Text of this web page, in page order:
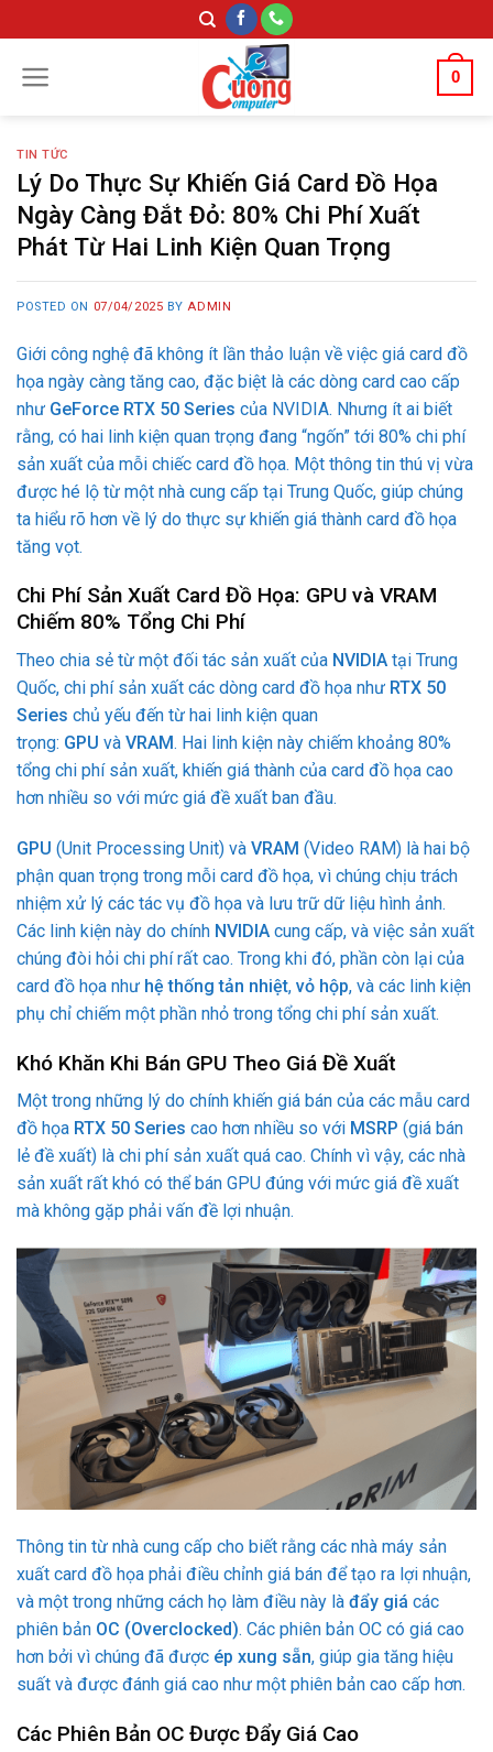
to
content
0
TIN TỨC
Lý Do Thực Sự Khiến Giá Card Đồ Họa
Ngày Càng Đắt Đỏ: 80% Chi Phí Xuất
Phát Từ Hai Linh Kiện Quan Trọng
POSTED ON 07/04/2025 BY ADMIN
Giới công nghệ đã không ít lần thảo luận về việc giá card đồ
họa ngày càng tăng cao, đặc biệt là các dòng card cao cấp
như GeForce RTX 50 Series của NVIDIA. Nhưng ít ai biết
rằng, có hai linh kiện quan trọng đang “ngốn” tới 80% chi phí
sản xuất của mỗi chiếc card đồ họa. Một thông tin thú vị vừa
được hé lộ từ một nhà cung cấp tại Trung Quốc, giúp chúng
ta hiểu rõ hơn về lý do thực sự khiến giá thành card đồ họa
tăng vọt.
Chi Phí Sản Xuất Card Đồ Họa: GPU và VRAM
Chiếm 80% Tổng Chi Phí
Theo chia sẻ từ một đối tác sản xuất của NVIDIA tại Trung
Quốc, chi phí sản xuất các dòng card đồ họa như RTX 50
Series chủ yếu đến từ hai linh kiện quan
trọng: GPU và VRAM. Hai linh kiện này chiếm khoảng 80%
tổng chi phí sản xuất, khiến giá thành của card đồ họa cao
hơn nhiều so với mức giá đề xuất ban đầu.
GPU (Unit Processing Unit) và VRAM (Video RAM) là hai bộ
phận quan trọng trong mỗi card đồ họa, vì chúng chịu trách
nhiệm xử lý các tác vụ đồ họa và lưu trữ dữ liệu hình ảnh.
Các linh kiện này do chính NVIDIA cung cấp, và việc sản xuất
chúng đòi hỏi chi phí rất cao. Trong khi đó, phần còn lại của
card đồ họa như hệ thống tản nhiệt, vỏ hộp, và các linh kiện
phụ chỉ chiếm một phần nhỏ trong tổng chi phí sản xuất.
Khó Khăn Khi Bán GPU Theo Giá Đề Xuất
Một trong những lý do chính khiến giá bán của các mẫu card
đồ họa RTX 50 Series cao hơn nhiều so với MSRP (giá bán
lẻ đề xuất) là chi phí sản xuất quá cao. Chính vì vậy, các nhà
sản xuất rất khó có thể bán GPU đúng với mức giá đề xuất
mà không gặp phải vấn đề lợi nhuận.
Thông tin từ nhà cung cấp cho biết rằng các nhà máy sản
xuất card đồ họa phải điều chỉnh giá bán để tạo ra lợi nhuận,
và một trong những cách họ làm điều này là đẩy giá các
phiên bản OC (Overclocked). Các phiên bản OC có giá cao
hơn bởi vì chúng đã được ép xung sẵn, giúp gia tăng hiệu
suất và được đánh giá cao như một phiên bản cao cấp hơn.
Các Phiên Bản OC Được Đẩy Giá Cao